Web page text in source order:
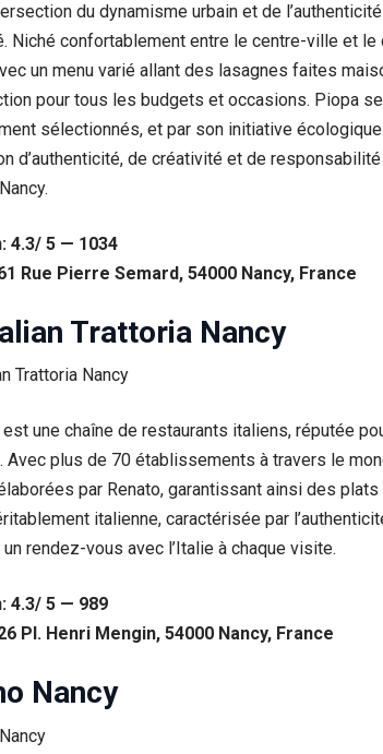
du dynamisme urbain et de
Niché confortablement entre le centre-ville et
un menu varié allant des lasagnes faites
pour tous les budgets et occasions. Piopa
sélectionnés, et par son initiative
d’authenticité, de créativité et de
4.3/ 5 — 1034
Rue Pierre Semard, 54000 Nancy, France
Trattoria Nancy
est une chaîne de restaurants italiens, réputée
Avec plus de 70 établissements à travers le
par Renato, garantissant ainsi des
italienne, caractérisée par
rendez-vous avec l’Italie à chaque visite.
4.3/ 5 — 989
Pl. Henri Mengin, 54000 Nancy, France
Nancy